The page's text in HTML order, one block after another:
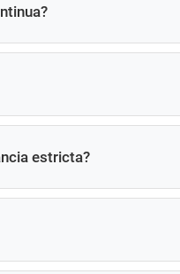
plazo con un
para su referencia.
estricta?
y consistencia de rosca.